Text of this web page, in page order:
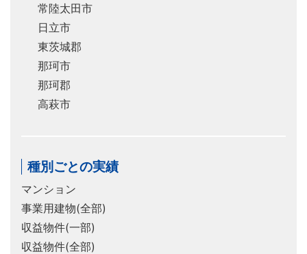
常陸太田市
日立市
東茨城郡
那珂市
那珂郡
高萩市
種別ごとの実績
マンション
事業用建物(全部)
収益物件(一部)
収益物件(全部)